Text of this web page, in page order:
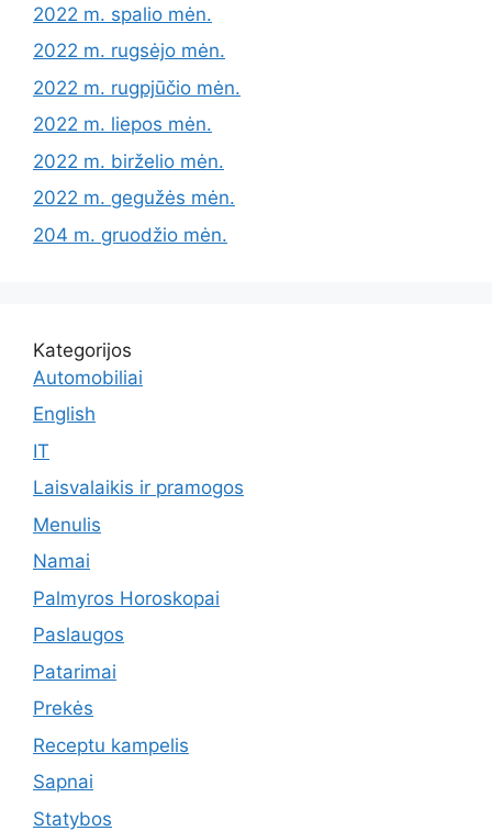
2022 m. spalio mėn.
2022 m. rugsėjo mėn.
2022 m. rugpjūčio mėn.
2022 m. liepos mėn.
2022 m. birželio mėn.
2022 m. gegužės mėn.
204 m. gruodžio mėn.
Kategorijos
Automobiliai
English
IT
Laisvalaikis ir pramogos
Menulis
Namai
Palmyros Horoskopai
Paslaugos
Patarimai
Prekės
Receptu kampelis
Sapnai
Statybos